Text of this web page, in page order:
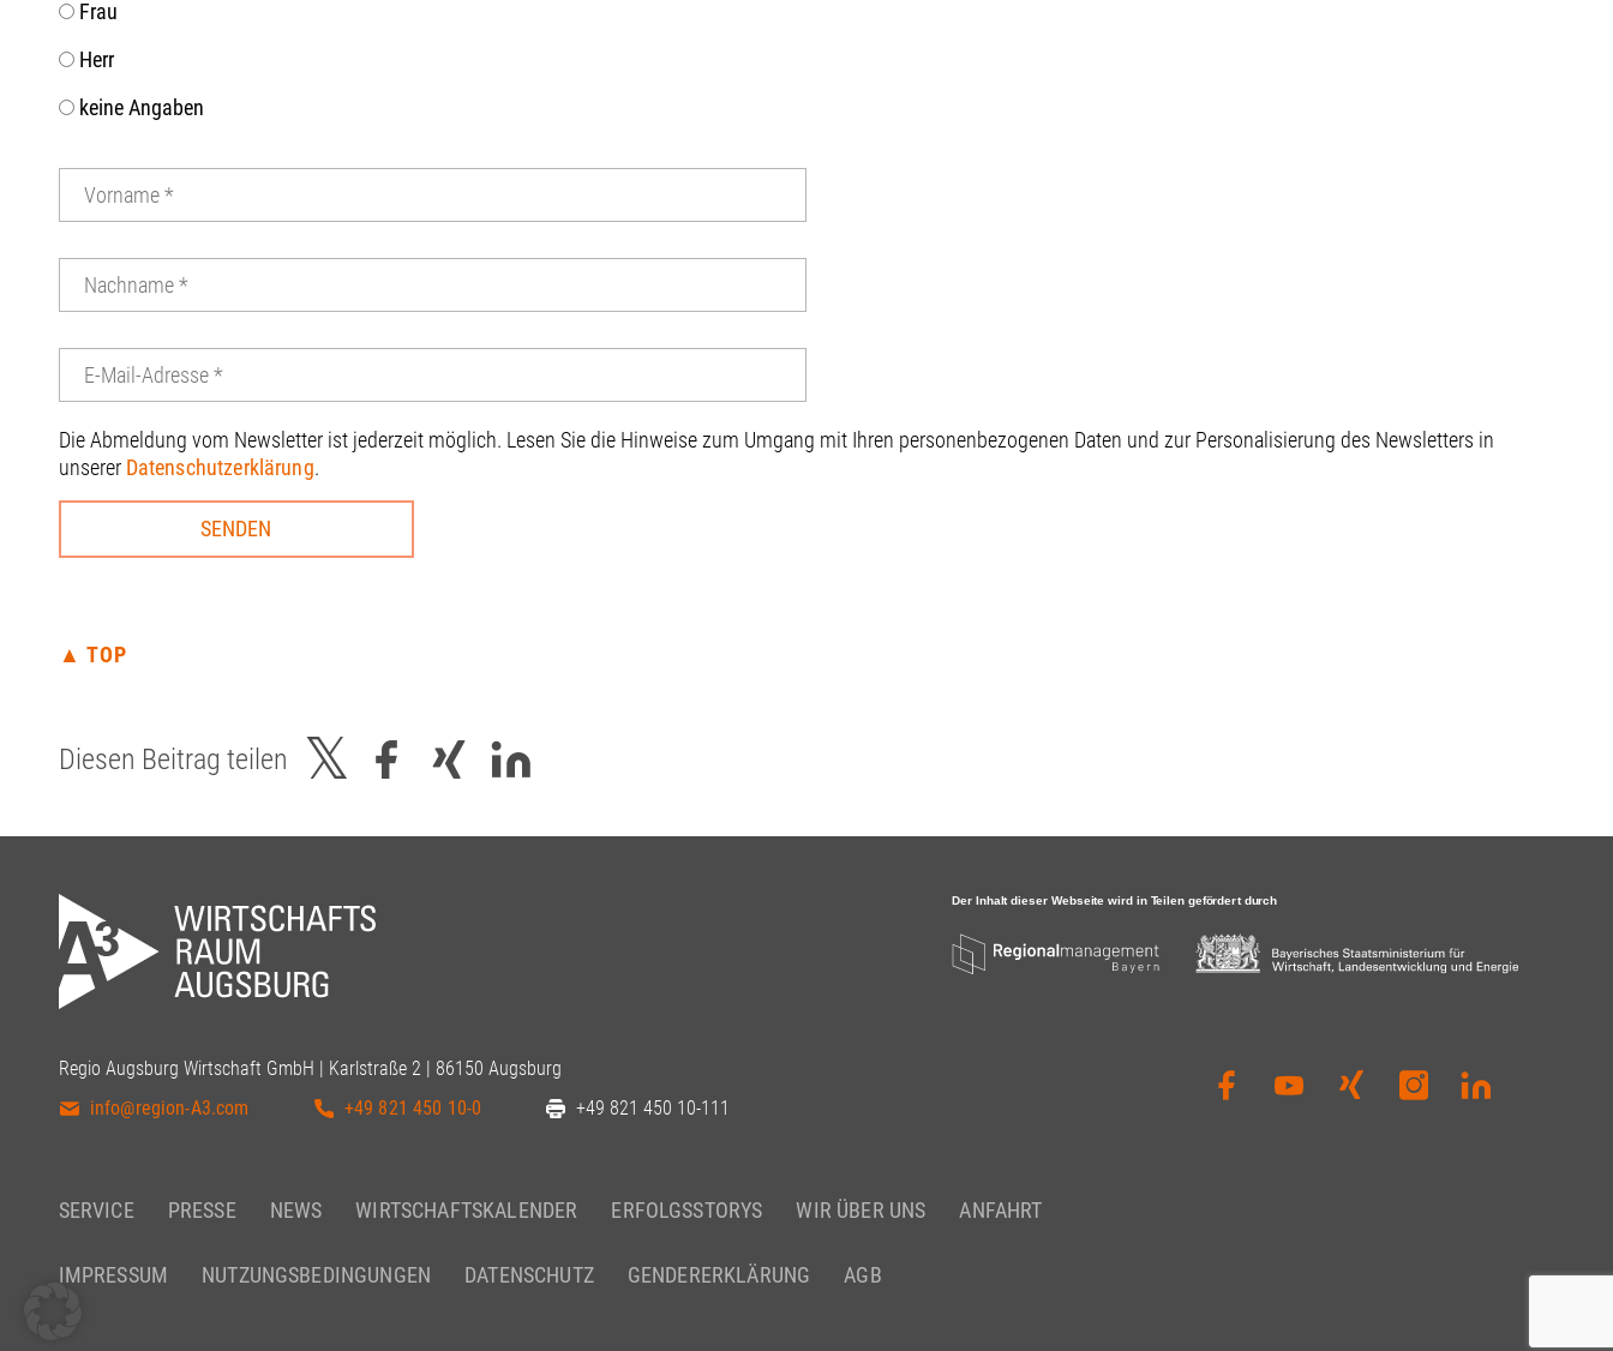
Frau
Herr
keine Angaben
Die Abmeldung vom Newsletter ist jederzeit möglich. Lesen Sie die Hinweise zum Umgang mit Ihren personenbezogenen Daten und zur Personalisierung des Newsletters in
unserer Datenschutzerklärung.
▲ TOP
Diesen Beitrag teilen
Regio Augsburg Wirtschaft GmbH | Karlstraße 2 | 86150 Augsburg
info@region-A3.com
+49 821 450 10-0 +49 821 450 10-111
SERVICE PRESSE NEWS WIRTSCHAFTSKALENDER ERFOLGSSTORYS WIR ÜBER UNS ANFAHRT
IMPRESSUM NUTZUNGSBEDINGUNGEN DATENSCHUTZ GENDERERKLÄRUNG AGB